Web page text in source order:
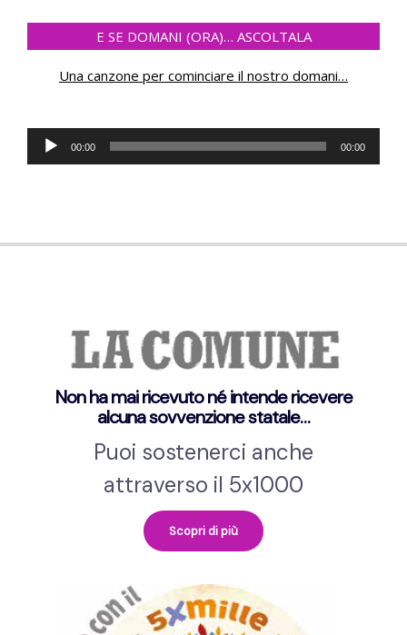
E SE DOMANI (ORA)… ASCOLTALA
Una canzone per cominciare il nostro domani…
Lecteur
audio
00:00 00:00
Non ha mai ricevuto né intende ricevere
alcuna sovvenzione statale…
Puoi sostenerci anche
attraverso il 5x1000
Scopri di più